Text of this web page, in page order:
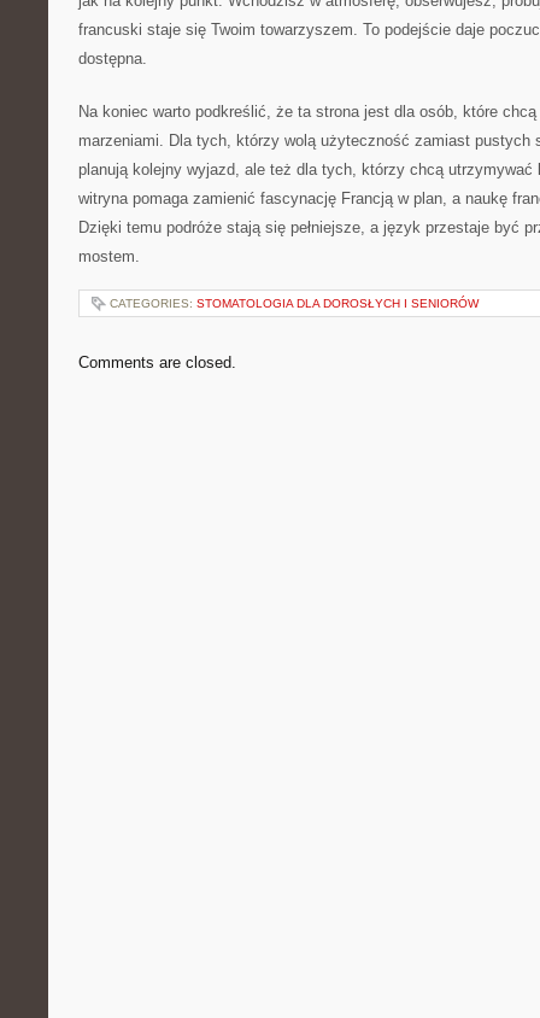
francuski staje się Twoim towarzyszem. To podejście daje
dostępna.
Na koniec warto podkreślić, że ta strona jest dla osób, które
marzeniami. Dla tych, którzy wolą użyteczność zamiast pustych
planują kolejny wyjazd, ale też dla tych, którzy chcą utrzymywać
witryna pomaga zamienić fascynację Francją w plan, a naukę
Dzięki temu podróże stają się pełniejsze, a język przestaje być
mostem.
CATEGORIES: STOMATOLOGIA DLA DOROSŁYCH I SENIORÓW
Comments are closed.